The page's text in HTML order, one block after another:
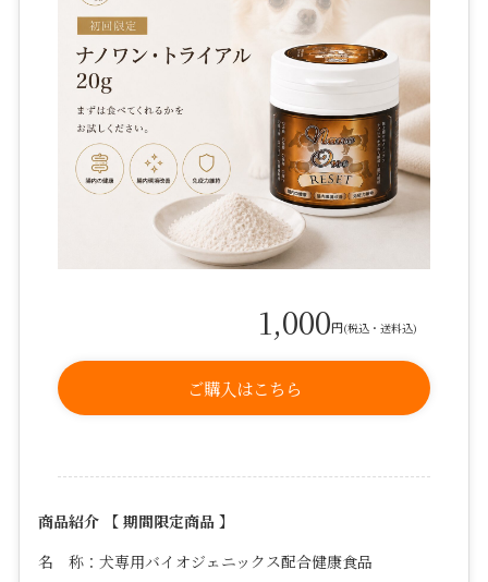
1,000円(税込・送料込)
ご購入はこちら
商品紹介 【 期間限定商品 】
名 称：犬専用バイオジェニックス配合健康食品